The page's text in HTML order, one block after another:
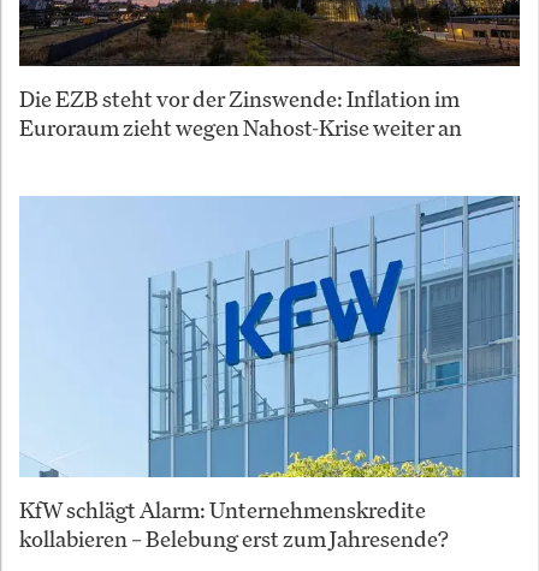
Die EZB steht vor der Zinswende: Inflation im
Euroraum zieht wegen Nahost-Krise weiter an
KfW schlägt Alarm: Unternehmenskredite
kollabieren – Belebung erst zum Jahresende?